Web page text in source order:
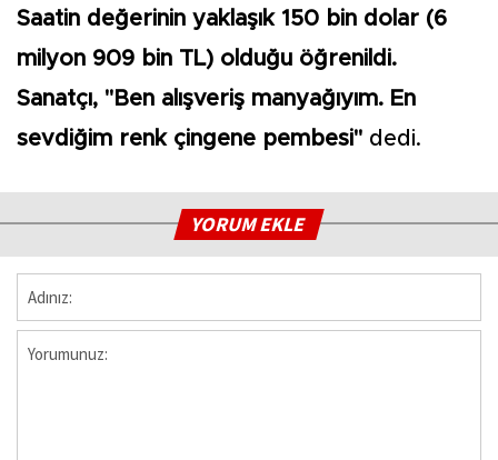
Saatin değerinin yaklaşık 150 bin dolar (6
milyon 909 bin TL) olduğu öğrenildi.
Sanatçı, "Ben alışveriş manyağıyım. En
sevdiğim renk çingene pembesi" dedi.
YORUM EKLE